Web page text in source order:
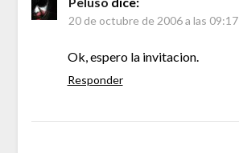
20 de octubre de 2006 a las 09:17
Ok, espero la invitacion.
Responder